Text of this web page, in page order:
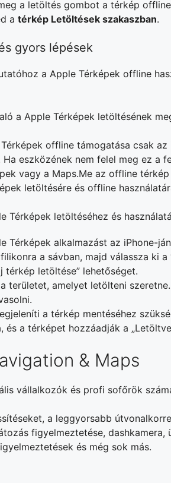
a letöltés gombot a térkép
a térkép Letöltések szakaszban.
gyors lépések
a Apple Térképek offline
a Apple Térképek letöltésének
offline támogatása csak az
Ha eszközének nem felel meg ez a
vagy a Maps.Me az offline
letöltésére és offline
Térképek letöltéséhez és
Térképek alkalmazást az iPhone-
a sávban, majd válassza ki
térkép letöltése” lehetőséget.
területet, amelyet letölteni
a térkép mentéséhez
és a térképet hozzáadják a
& Maps
vállalkozók és profi sofőrök
a leggyorsabb
figyelmeztetése,
és még sok más.